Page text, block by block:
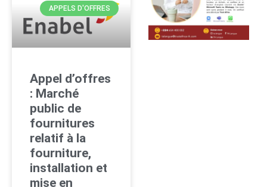
APPELS D'OFFRES
Appel d’offres
: Marché
public de
fournitures
relatif à la
fourniture,
installation et
mise en